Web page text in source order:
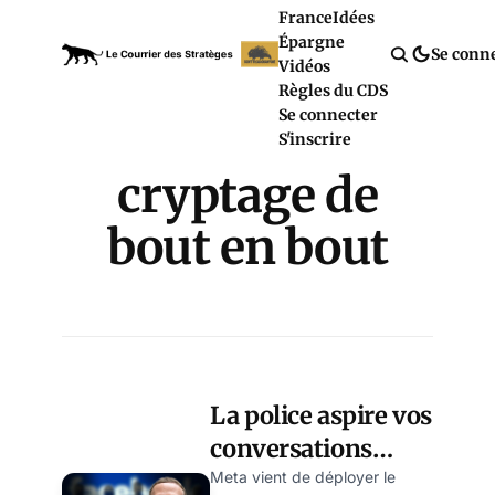
FranceIdées
Épargne
Vidéos
Règles du CDS
Se connecter
S'inscrire
Se
cryptage de
bout en bout
La police aspire vos
conversations
privées sur
Meta vient de déployer le